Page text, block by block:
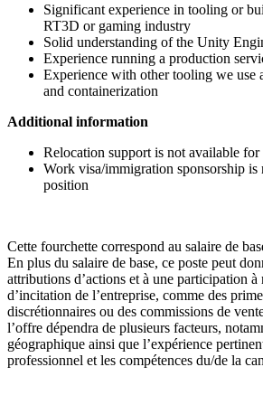
Significant experience in tooling or
RT3D or gaming industry
Solid understanding of the Unity
Experience running a production
Experience with other tooling we use
and containerization
Additional information
Relocation support is not available for
Work visa/immigration sponsorship is
position
Cette fourchette correspond au salaire de
En plus du salaire de base, ce poste peut
attributions d’actions et à une participation à
d’incitation de l’entreprise, comme des
discrétionnaires ou des commissions de
l’offre dépendra de plusieurs facteurs,
géographique ainsi que l’expérience
professionnel et les compétences du/de la